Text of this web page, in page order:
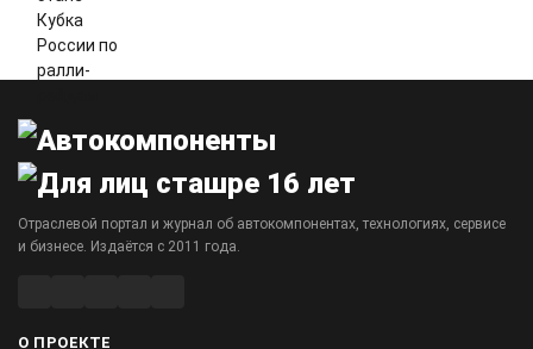
Отраслевой портал и журнал об автокомпонентах, технологиях, сервисе
и бизнесе. Издаётся с 2011 года.
О ПРОЕКТЕ